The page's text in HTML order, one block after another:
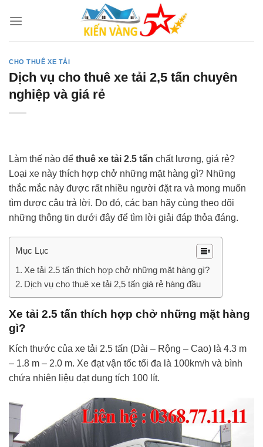
CHO THUÊ XE TẢI
Dịch vụ cho thuê xe tải 2,5 tấn chuyên
nghiệp và giá rẻ
Làm thế nào để thuê xe tải 2.5 tấn chất lượng, giá rẻ?
Loại xe này thích hợp chở những mặt hàng gì? Những
thắc mắc này được rất nhiều người đặt ra và mong muốn
tìm được câu trả lời. Do đó, các bạn hãy cùng theo dõi
những thông tin dưới đây để tìm lời giải đáp thỏa đáng.
Mục Lục
Xe tải 2.5 tấn thích hợp chở những mặt hàng gì?
Dịch vụ cho thuê xe tải 2,5 tấn giá rẻ hàng đầu
Xe tải 2.5 tấn thích hợp chở những mặt hàng
gì?
Kích thước của xe tải 2.5 tấn (Dài – Rộng – Cao) là 4.3 m
– 1.8 m – 2.0 m. Xe đạt vận tốc tối đa là 100km/h và bình
chứa nhiên liệu đạt dung tích 100 lít.